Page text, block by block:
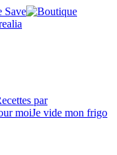
Save
par
moiJe vide mon frigo